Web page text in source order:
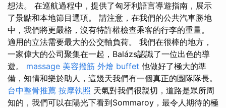
想法。 在巡航過程中，提供了匈牙利語言導遊指南，展示
了景點和本地節目選項。 請注意，在我們的公共汽車勝地
中，我們將更嚴格，沒有特許權檢查乘客的行李的重量。
適用的立法需要最大的公交軸負荷。 我們在很棒的地方，
一家偉大的公司聚集在一起，Balázs認識了一位出色的導
遊。 massage 美容撥筋 外燴 buffet 他做好了極大的準
備，知情和樂於助人，這幾天我們有一個真正的團隊隊長。
台中整骨推薦 按摩執照 天氣對我們很親切，道路是眾所周
知的，我們可以在陽光下看到Sommaroy，最令人期待的極